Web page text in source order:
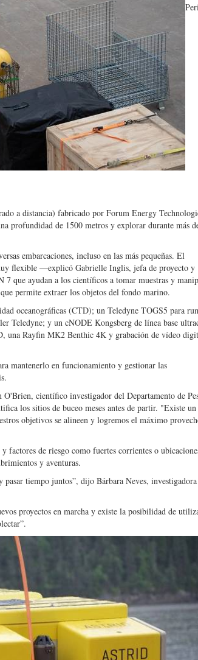
a distancia) fabricado por Forum Energy
profundidad de 1500 metros y explorar durante más
embarcaciones, incluso en las más pequeñas. El
flexible —explicó Gabrielle Inglis, jefa de proyecto y
que ayudan a los científicos a tomar muestras y
permite extraer los objetos del fondo marino.
oceanográficas (CTD); un Teledyne TOGS5 para
Teledyne; y un cNODE Kongsberg de línea base
una Rayfin MK2 Benthic 4K y grabación de vídeo
mantenerlo en funcionamiento y gestionar las
científico investigador del Departamento de
los sitios de buceo meses antes de partir. "Existe
objetivos se alineen y logremos el máximo
factores de riesgo como fuertes corrientes o
y aventuras.
tiempo juntos”, dijo Bárbara Neves, investigadora
proyectos en marcha y existe la posibilidad de